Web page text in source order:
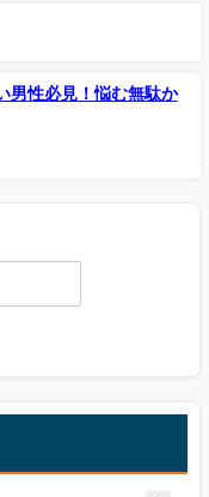
男性必見！悩む無駄か